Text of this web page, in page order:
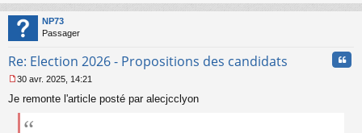
au
NP73
Passager
Re: Election 2026 - Propositions des candidats
e
s
30 avr. 2025, 14:21
Je remonte l'article posté par alecjcclyon